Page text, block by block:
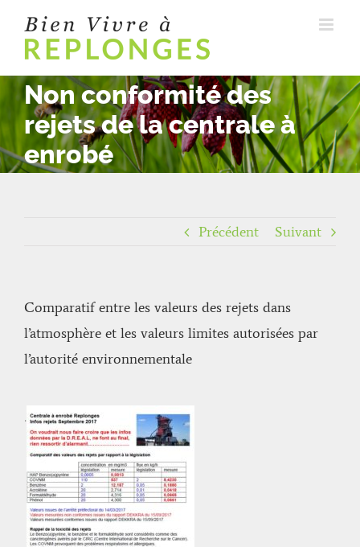
contenu
Non conformité des
rejets de la centrale à
enrobé
Précédent Suivant
Comparatif entre les valeurs des rejets dans
l’atmosphère et les valeurs limites autorisées par
l’autorité environnementale
.